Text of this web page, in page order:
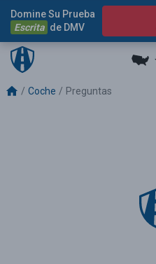
Domine Su Prueba
Escrita de DMV
Coche Preguntas